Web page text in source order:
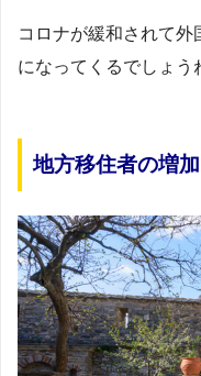
コロナが緩和されて外
になってくるでしょう
地方移住者の増